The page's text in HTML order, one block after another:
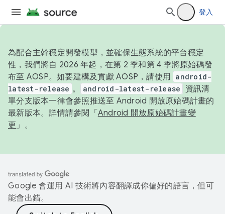
登入
為配合主幹穩定開發模型，並確保生態系統的平台穩定
性，我們將自 2026 年起，在第 2 季和第 4 季將原始碼發
布至 AOSP。如要建構及貢獻 AOSP，請使用 android-
latest-release 。 android-latest-release
資訊清
單分支版本一律會參照推送至 Android 開放原始碼計畫的
最新版本。詳情請參閱「 Android 開放原始碼計畫變
更 」。
Google 會運用 AI 技術將內容翻譯成你偏好的語言，但可
能會出錯。